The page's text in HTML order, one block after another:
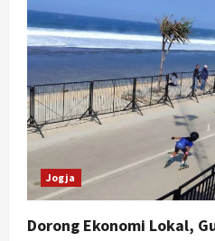
Jogja
Dorong Ekonomi Lokal,